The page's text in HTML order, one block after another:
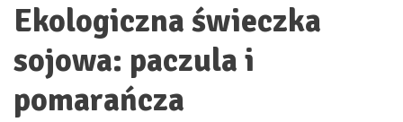
Ekologiczna świeczka
sojowa: paczula i
pomarańcza